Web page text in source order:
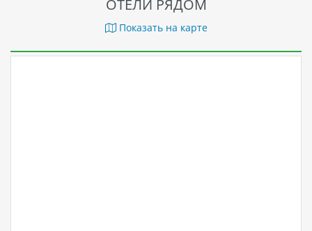
ОТЕЛИ РЯДОМ
Показать на карте